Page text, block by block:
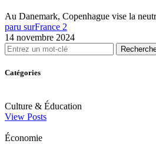
Au Danemark, Copenhague vise la
paru surFrance 2
14 novembre 2024
Catégories
Culture & Éducation
View Posts
Économie